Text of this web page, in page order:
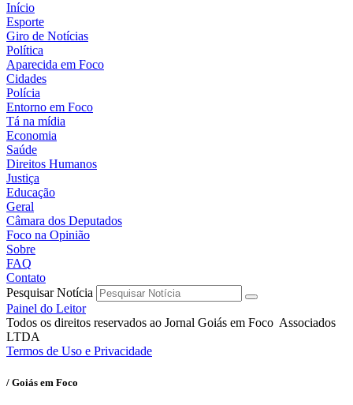
Início
Esporte
Giro de Notícias
Política
Aparecida em Foco
Cidades
Polícia
Entorno em Foco
Tá na mídia
Economia
Saúde
Direitos Humanos
Justiça
Educação
Geral
Câmara dos Deputados
Foco na Opinião
Sobre
FAQ
Contato
Pesquisar Notícia
Painel do Leitor
Todos os direitos reservados ao Jornal Goiás em Foco Associados
LTDA
Termos de Uso e Privacidade
/ Goiás em Foco